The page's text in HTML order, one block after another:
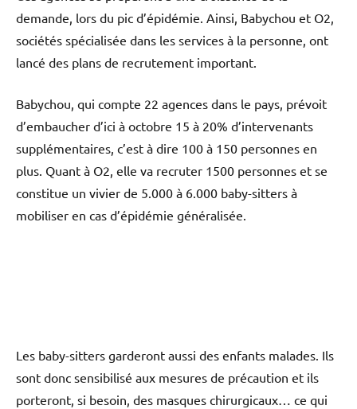
demande, lors du pic d’épidémie. Ainsi, Babychou et O2,
sociétés spécialisée dans les services à la personne, ont
lancé des plans de recrutement important.
Babychou, qui compte 22 agences dans le pays, prévoit
d’embaucher d’ici à octobre 15 à 20% d’intervenants
supplémentaires, c’est à dire 100 à 150 personnes en
plus. Quant à O2, elle va recruter 1500 personnes et se
constitue un vivier de 5.000 à 6.000 baby-sitters à
mobiliser en cas d’épidémie généralisée.
Les baby-sitters garderont aussi des enfants malades. Ils
sont donc sensibilisé aux mesures de précaution et ils
porteront, si besoin, des masques chirurgicaux… ce qui